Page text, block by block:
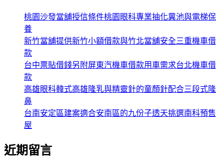
桃園沙發當舖授信條件桃園眼科專業抽化糞池與電梯保
養
新竹當舖提供新竹小額借款與竹北當舖安全三重機車借
款
台中票貼借錢另附屏東汽機車借款用車需求台北機車借
款
高雄眼科韓式高雄隆乳與精靈針的童顏針配合三段式隆
鼻
台南安定區建案適合安南區的九份子透天挑選南科預售
屋
近期留言